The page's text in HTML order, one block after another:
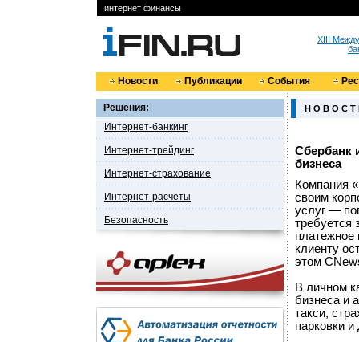
интернет финансы
XIII
Новости Публикации События
Решения:
Интернет-банкинг
Интернет-трейдинг
Интернет-страхование
Интернет-расчеты
Безопасность
Н О В О С Т
Сбербанк
бизнеса
Компания
своим
услуг —
требуется
платежное
клиенту
этом
В личном
бизнеса и
такси,
парковки и